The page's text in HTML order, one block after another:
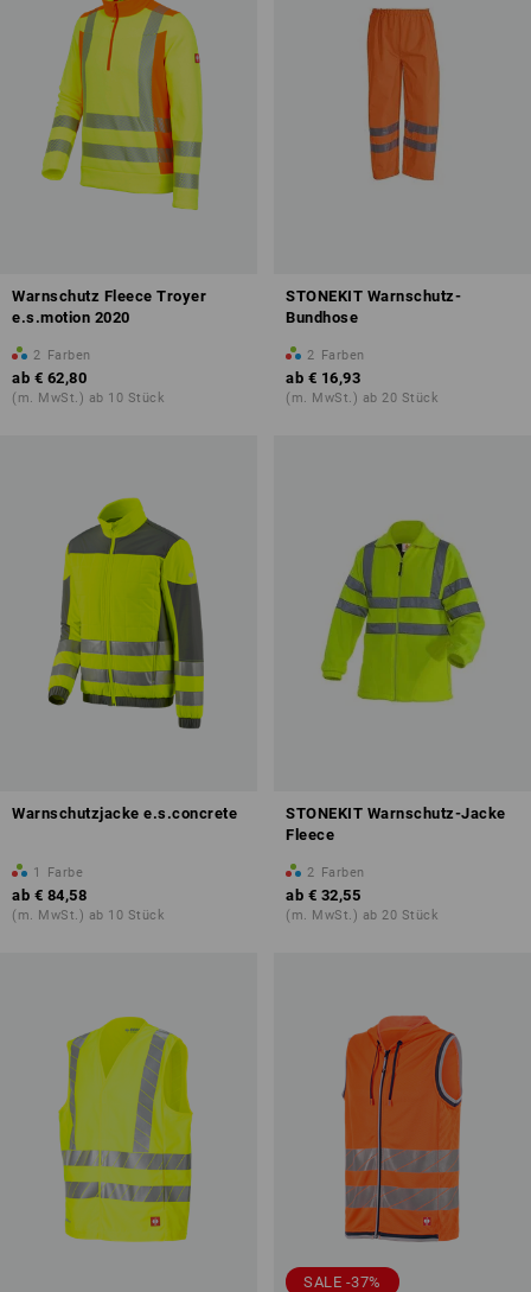
Warnschutz Fleece Troyer
e.s.motion 2020
2 Farben
ab € 62,80
(m. MwSt.) ab 10 Stück
STONEKIT Warnschutz-
Bundhose
2 Farben
ab € 16,93
(m. MwSt.) ab 20 Stück
Warnschutzjacke e.s.concrete
1 Farbe
ab € 84,58
(m. MwSt.) ab 10 Stück
STONEKIT Warnschutz-Jacke
Fleece
2 Farben
ab € 32,55
(m. MwSt.) ab 20 Stück
SALE -37%